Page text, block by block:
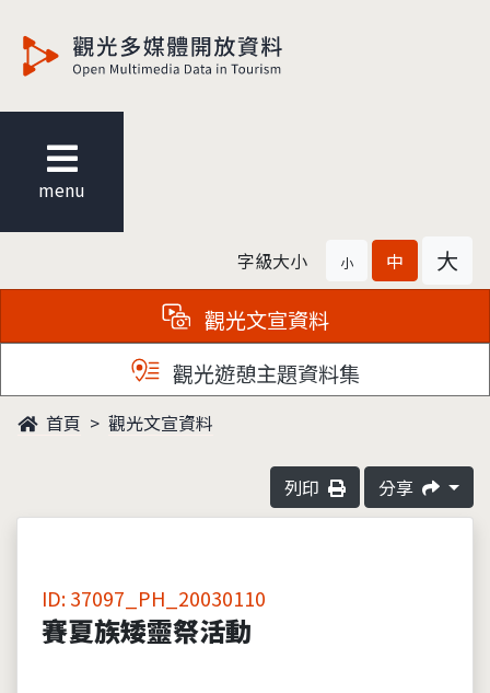
menu
字級大小 小 中 大
觀光文宣資料
觀光遊憩主題資料集
首頁 觀光文宣資料
列印 分享
ID: 37097_PH_20030110
賽夏族矮靈祭活動